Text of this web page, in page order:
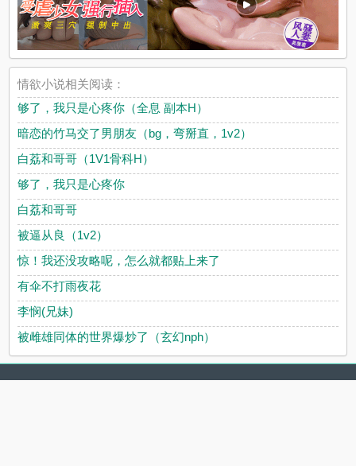
情欲小说相关阅读：
够了，我只是心疼你（全息 副本H）
暗恋的竹马交了男朋友（bg，弯掰直，1v2）
白荔和哥哥（1V1骨科H）
够了，我只是心疼你
白荔和哥哥
被逼从良（1v2）
惊！我还没攻略呢，怎么就都贴上来了
有伞不打雨夜花
李悯(兄妹)
被雌雄同体的世界爆炒了（玄幻nph）